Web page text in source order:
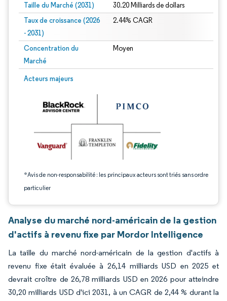
Taille du Marché (2031) 30.20 Milliards de dollars
Taux de croissance (2026
- 2031)
2.44% CAGR
Concentration du
Marché
Moyen
Acteurs majeurs
*Avis de non-responsabilité : les principaux acteurs sont triés sans ordre
particulier
Image © Mordor Intelligence. La réutilisation nécessite une attribution sous CC
Analyse du marché nord-américain de la gestion
d'actifs à revenu fixe par Mordor Intelligence
La taille du marché nord-américain de la gestion d'actifs à
revenu fixe était évaluée à 26,14 milliards USD en 2025 et
devrait croître de 26,78 milliards USD en 2026 pour atteindre
30,20 milliards USD d'ici 2031, à un CAGR de 2,44 % durant la